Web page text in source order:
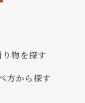
り物を探す
方から探す